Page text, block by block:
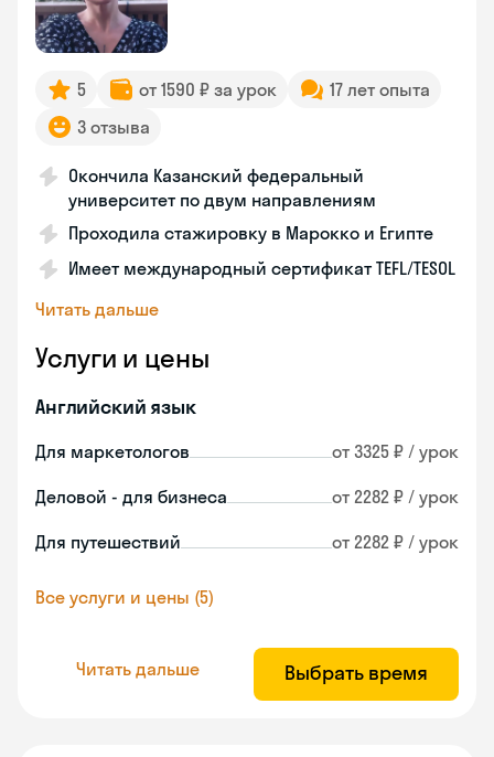
5 от 1590 ₽ за урок
17 лет опыта
3 отзыва
Окончила Казанский федеральный
университет по двум направлениям
Проходила стажировку в Марокко и Египте
Имеет международный сертификат TEFL/TESOL
Читать дальше
Услуги и цены
Английский язык
Для маркетологов от 3325 ₽ / урок
Деловой - для бизнеса от 2282 ₽ / урок
Для путешествий от 2282 ₽ / урок
Все услуги и цены (5)
Читать дальше Выбрать время